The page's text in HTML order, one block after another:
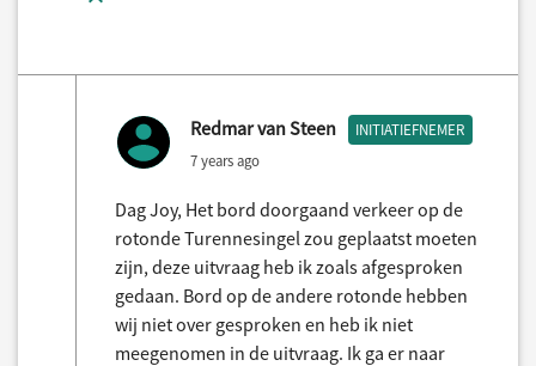
Redmar van Steen INITIATIEFNEMER
7 years ago
Dag Joy, Het bord doorgaand verkeer op de
rotonde Turennesingel zou geplaatst moeten
zijn, deze uitvraag heb ik zoals afgesproken
gedaan. Bord op de andere rotonde hebben
wij niet over gesproken en heb ik niet
meegenomen in de uitvraag. Ik ga er naar